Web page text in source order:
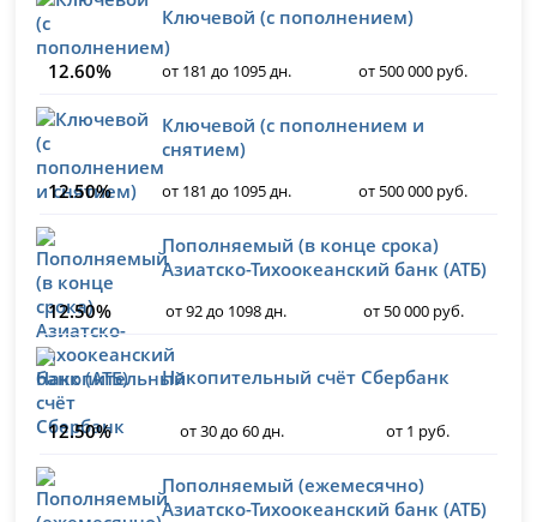
Ключевой (с пополнением)
12.60% от 181 до 1095 дн. от 500 000 руб.
Ключевой (с пополнением и
снятием)
12.50%
от 181 до 1095 дн. от 500 000 руб.
Пополняемый (в конце срока)
Азиатско-Тихоокеанский банк (АТБ)
12.50%
от 92 до 1098 дн. от 50 000 руб.
Накопительный счёт Сбербанк
12.50% от 30 до 60 дн. от 1 руб.
Пополняемый (ежемесячно)
Азиатско-Тихоокеанский банк (АТБ)